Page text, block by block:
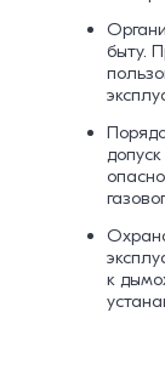
быту.
к